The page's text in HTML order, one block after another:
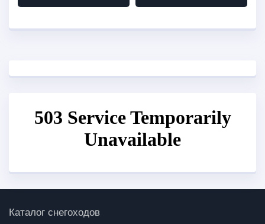
Каталог снегоходов